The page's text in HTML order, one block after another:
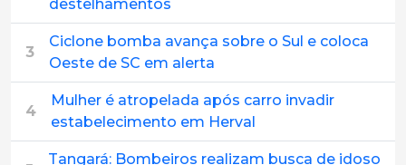
destelhamentos
3
Ciclone bomba avança sobre o Sul e coloca
Oeste de SC em alerta
4
Mulher é atropelada após carro invadir
estabelecimento em Herval
Tangará: Bombeiros realizam busca de idoso